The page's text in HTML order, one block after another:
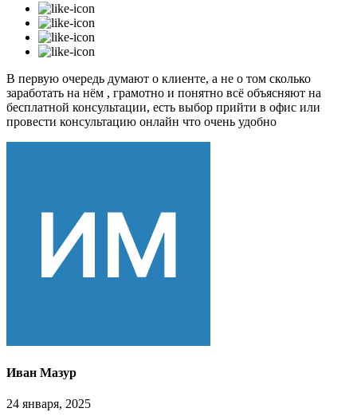
В первую очередь думают о клиенте, а не о том сколько
заработать на нём , грамотно и понятно всё объясняют на
бесплатной консультации, есть выбор прийти в офис или
провести консультацию онлайн что очень удобно
Иван Мазур
24 января, 2025